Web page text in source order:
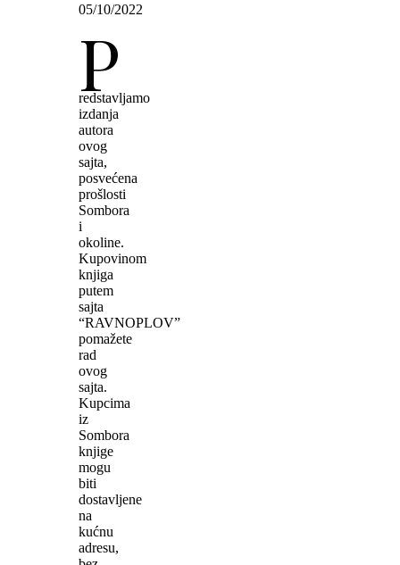
05/10/2022
P
redstavljamo
izdanja
autora
ovog
sajta,
posvećena
prošlosti
Sombora
i
okoline.
Kupovinom
knjiga
putem
sajta
“RAVNOPLOV”
pomažete
rad
ovog
sajta.
Kupcima
iz
Sombora
knjige
mogu
biti
dostavljene
na
kućnu
adresu,